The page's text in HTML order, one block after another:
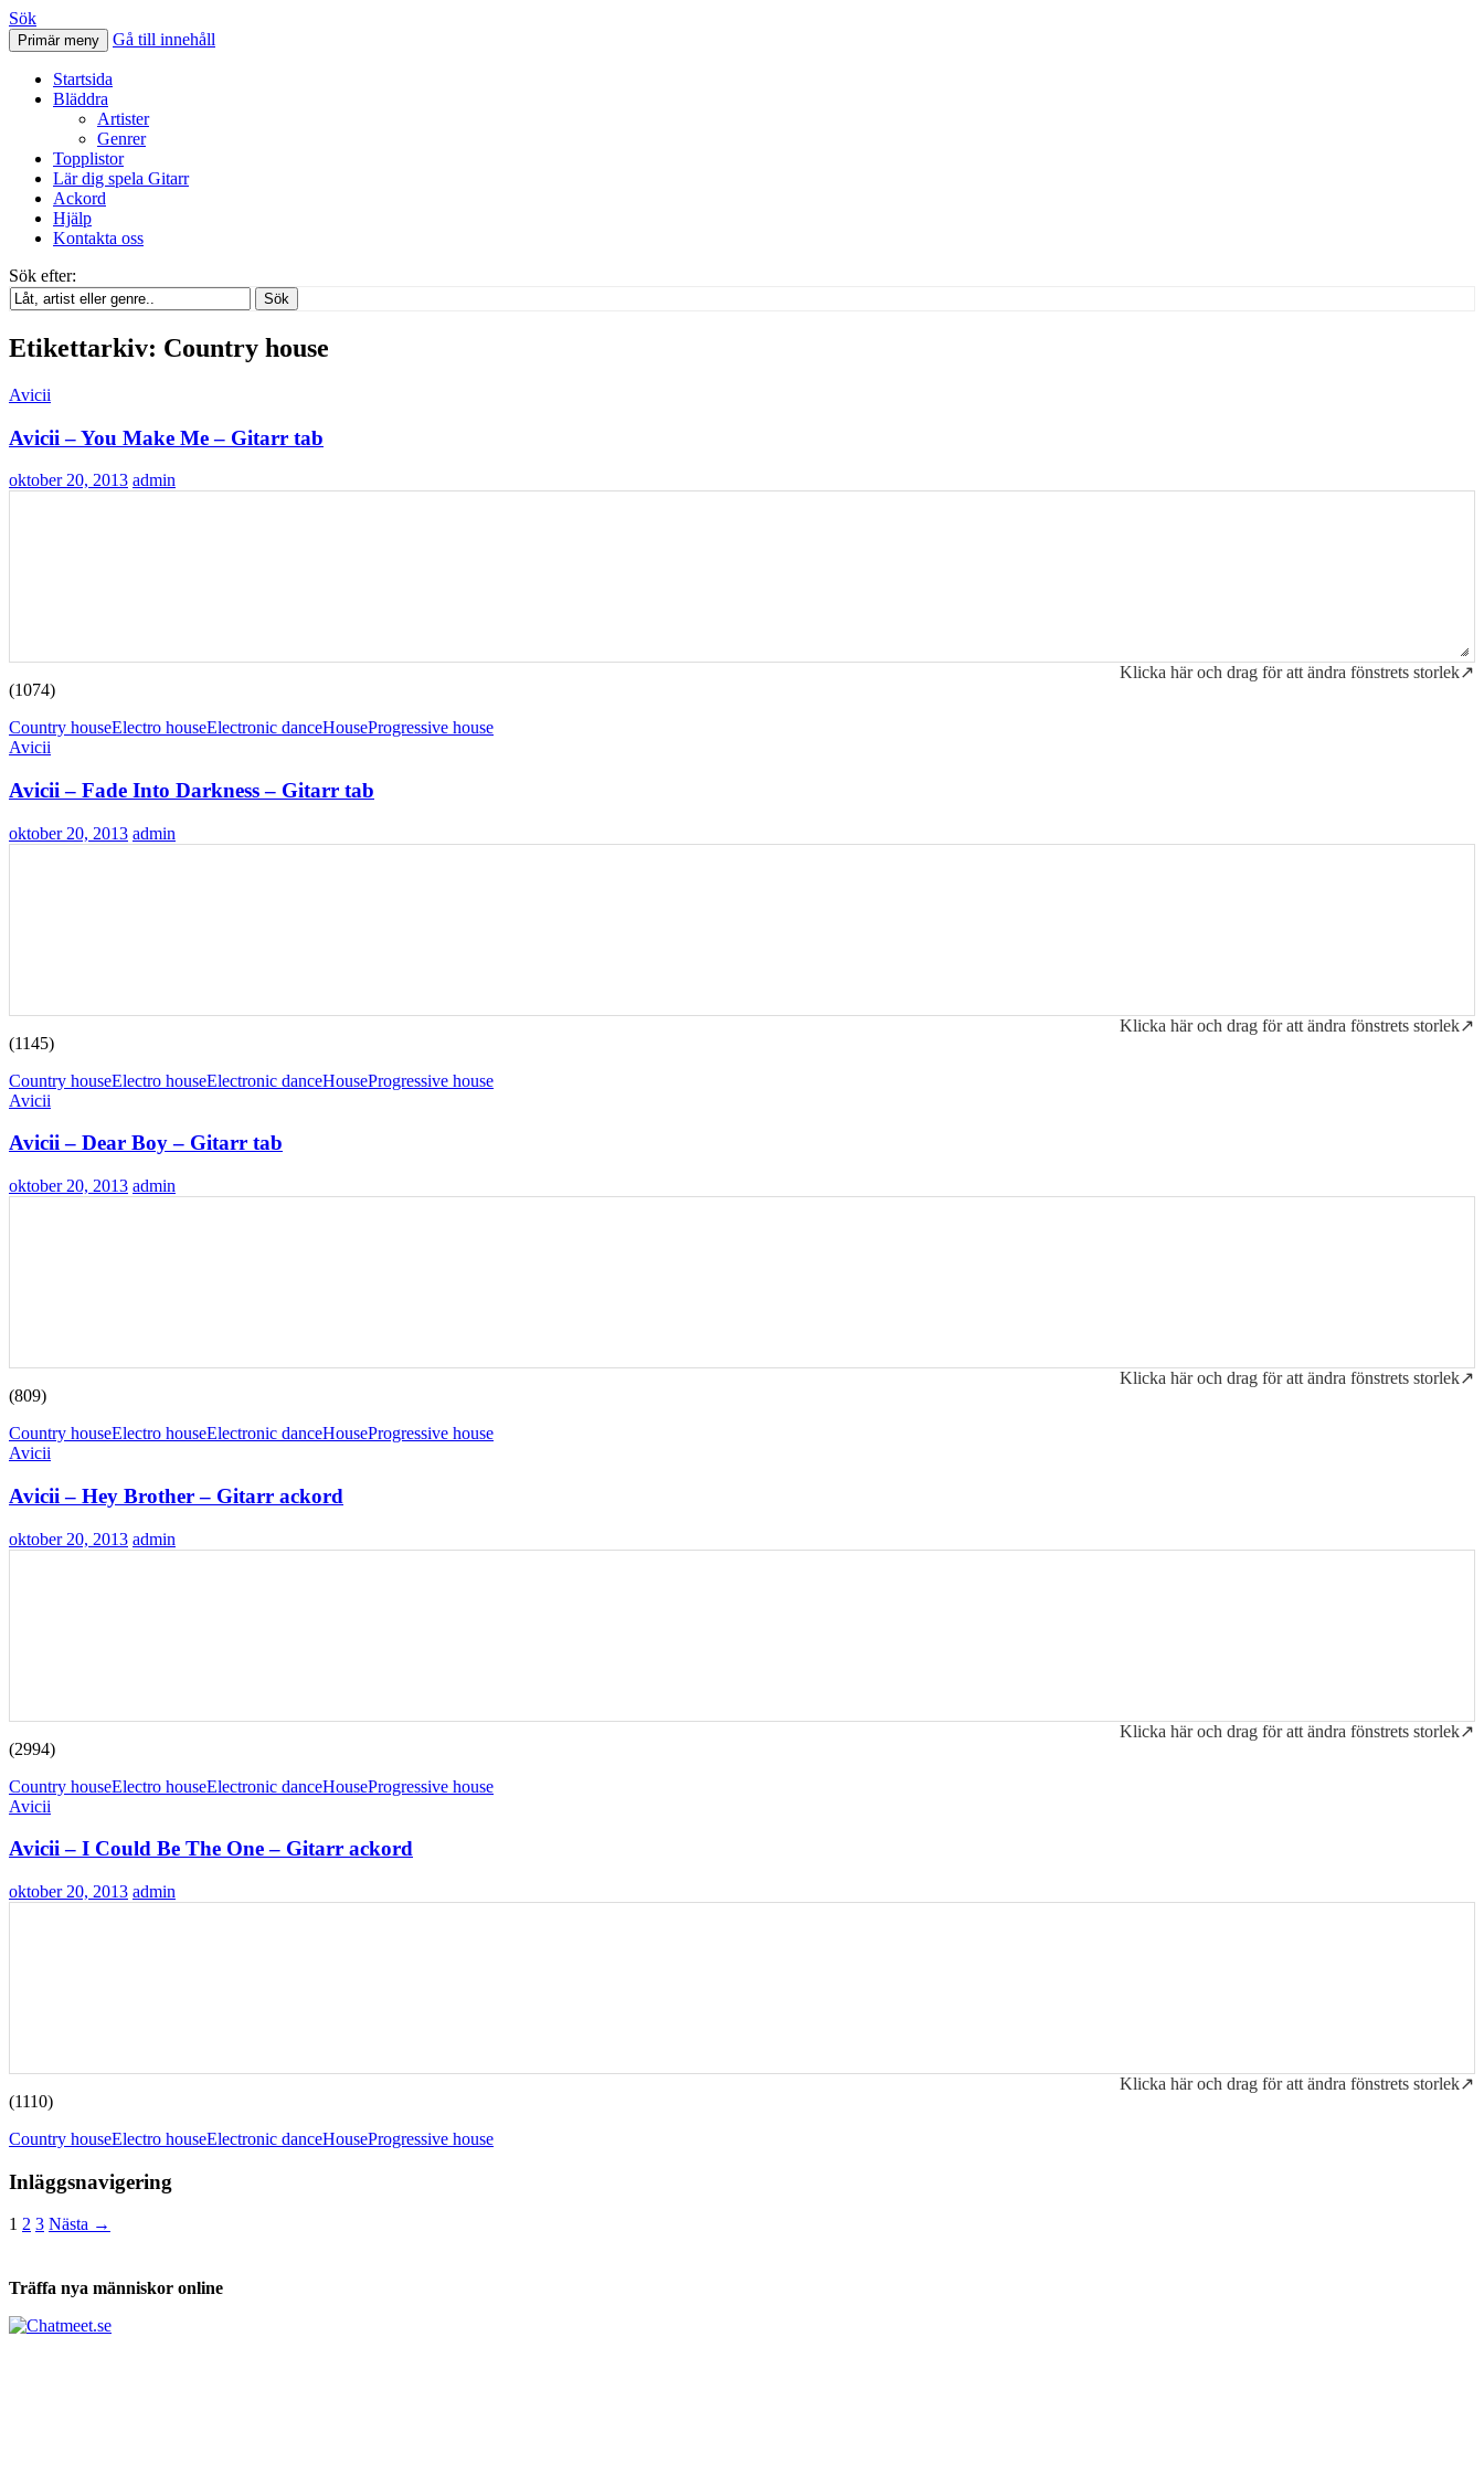
Svenskatabs.se
Sök
Primär meny Gå till innehåll
Startsida
Bläddra
Artister
Genrer
Topplistor
Lär dig spela Gitarr
Ackord
Hjälp
Kontakta oss
Sök efter:
Sök
Etikettarkiv: Country house
Avicii
Avicii – You Make Me – Gitarr tab
oktober 20, 2013 admin
Klicka här och drag för att ändra fönstrets storlek↗
(1074)
Country houseElectro houseElectronic danceHouseProgressive house
Avicii
Avicii – Fade Into Darkness – Gitarr tab
oktober 20, 2013 admin
Klicka här och drag för att ändra fönstrets storlek↗
(1145)
Country houseElectro houseElectronic danceHouseProgressive house
Avicii
Avicii – Dear Boy – Gitarr tab
oktober 20, 2013 admin
Klicka här och drag för att ändra fönstrets storlek↗
(809)
Country houseElectro houseElectronic danceHouseProgressive house
Avicii
Avicii – Hey Brother – Gitarr ackord
oktober 20, 2013 admin
Klicka här och drag för att ändra fönstrets storlek↗
(2994)
Country houseElectro houseElectronic danceHouseProgressive house
Avicii
Avicii – I Could Be The One – Gitarr ackord
oktober 20, 2013 admin
Klicka här och drag för att ändra fönstrets storlek↗
(1110)
Country houseElectro houseElectronic danceHouseProgressive house
Inläggsnavigering
1 2 3 Nästa →
Tabs och ackord för både bas och gitarr
Träffa nya människor online